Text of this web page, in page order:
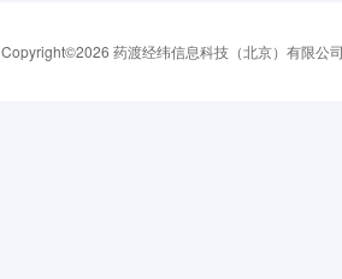
Copyright©2026 药渡经纬信息科技（北京）有限公